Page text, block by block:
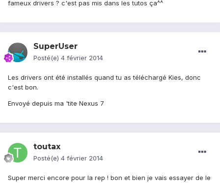
fameux drivers ? c'est pas mis dans les tutos ça^^
SuperUser
Posté(e) 4 février 2014
Les drivers ont été installés quand tu as téléchargé Kies, donc
c'est bon.
Envoyé depuis ma 'tite Nexus 7
toutax
Posté(e) 4 février 2014
Super merci encore pour la rep ! bon et bien je vais essayer de le